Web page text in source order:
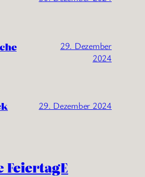
29. Dezember
2024
29. Dezember 2024
FeiertagE